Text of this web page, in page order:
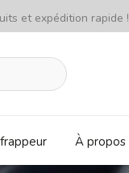
et expédition rapide !
À propos